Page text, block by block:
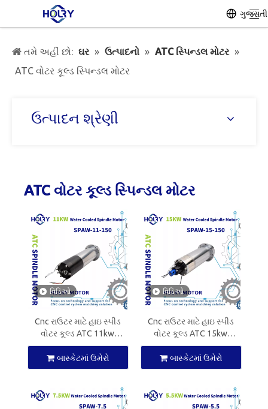
ગુજરાતી
તમે અહીં છો: ઘર » ઉત્પાદનો » ATC સ્પિન્ડલ મોટર »
ATC વોટર કૂલ્ડ સ્પિન્ડલ મોટર
ઉત્પાદન શ્રેણી
ATC વોટર કૂલ્ડ સ્પિન્ડલ મોટર
વિડિઓ
Cnc રાઉટર માટે હાઇ સ્પીડ
વોટર કૂલ્ડ ATC 11kw
સ્પિન્ડલ મોટર ISO40 CNC
સ્પિન્ડલ
બાસ્કેટમાં ઉમેરો
વિડિઓ
Cnc રાઉટર માટે હાઇ સ્પીડ
વોટર કૂલ્ડ ATC 15kw
સ્પિન્ડલ મોટર ISO40 CNC
સ્પિન્ડલ
બાસ્કેટમાં ઉમેરો